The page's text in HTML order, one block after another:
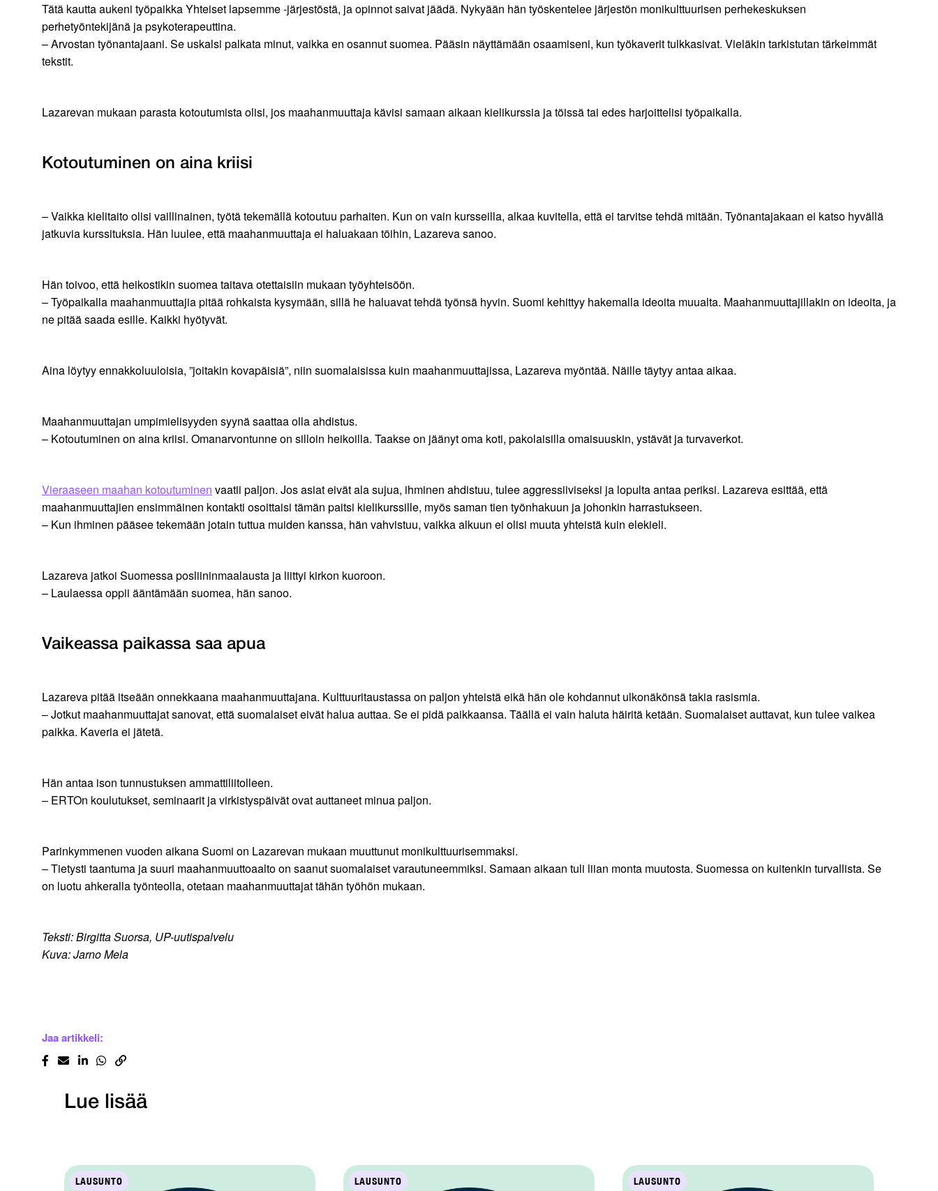
Tätä kautta aukeni työpaikka Yhteiset lapsemme -järjestöstä, ja opinnot saivat jäädä. Nykyään hän työskentelee järjestön monikulttuurisen perhekeskuksen
perhetyöntekijänä ja psykoterapeuttina.
– Arvostan työnantajaani. Se uskalsi palkata minut, vaikka en osannut suomea. Pääsin näyttämään osaamiseni, kun työkaverit tulkkasivat. Vieläkin tarkistutan tärkeimmät
tekstit.
Lazarevan mukaan parasta kotoutumista olisi, jos maahanmuuttaja kävisi samaan aikaan kielikurssia ja töissä tai edes harjoittelisi työpaikalla.
Kotoutuminen on aina kriisi
– Vaikka kielitaito olisi vaillinainen, työtä tekemällä kotoutuu parhaiten. Kun on vain kursseilla, alkaa kuvitella, että ei tarvitse tehdä mitään. Työnantajakaan ei katso hyvällä
jatkuvia kurssituksia. Hän luulee, että maahanmuuttaja ei haluakaan töihin, Lazareva sanoo.
Hän toivoo, että heikostikin suomea taitava otettaisiin mukaan työyhteisöön.
– Työpaikalla maahanmuuttajia pitää rohkaista kysymään, sillä he haluavat tehdä työnsä hyvin. Suomi kehittyy hakemalla ideoita muualta. Maahanmuuttajillakin on ideoita, ja
ne pitää saada esille. Kaikki hyötyvät.
Aina löytyy ennakkoluuloisia, ”joitakin kovapäisiä”, niin suomalaisissa kuin maahanmuuttajissa, Lazareva myöntää. Näille täytyy antaa aikaa.
Maahanmuuttajan umpimielisyyden syynä saattaa olla ahdistus.
– Kotoutuminen on aina kriisi. Omanarvontunne on silloin heikoilla. Taakse on jäänyt oma koti, pakolaisilla omaisuuskin, ystävät ja turvaverkot.
Vieraaseen maahan kotoutuminen vaatii paljon. Jos asiat eivät ala sujua, ihminen ahdistuu, tulee aggressiiviseksi ja lopulta antaa periksi. Lazareva esittää, että
maahanmuuttajien ensimmäinen kontakti osoittaisi tämän paitsi kielikurssille, myös saman tien työnhakuun ja johonkin harrastukseen.
– Kun ihminen pääsee tekemään jotain tuttua muiden kanssa, hän vahvistuu, vaikka alkuun ei olisi muuta yhteistä kuin elekieli.
Lazareva jatkoi Suomessa posliininmaalausta ja liittyi kirkon kuoroon.
– Laulaessa oppii ääntämään suomea, hän sanoo.
Vaikeassa paikassa saa apua
Lazareva pitää itseään onnekkaana maahanmuuttajana. Kulttuuritaustassa on paljon yhteistä eikä hän ole kohdannut ulkonäkönsä takia rasismia.
– Jotkut maahanmuuttajat sanovat, että suomalaiset eivät halua auttaa. Se ei pidä paikkaansa. Täällä ei vain haluta häiritä ketään. Suomalaiset auttavat, kun tulee vaikea
paikka. Kaveria ei jätetä.
Hän antaa ison tunnustuksen ammattiliitolleen.
– ERTOn koulutukset, seminaarit ja virkistyspäivät ovat auttaneet minua paljon.
Parinkymmenen vuoden aikana Suomi on Lazarevan mukaan muuttunut monikulttuurisemmaksi.
– Tietysti taantuma ja suuri maahanmuuttoaalto on saanut suomalaiset varautuneemmiksi. Samaan aikaan tuli liian monta muutosta. Suomessa on kuitenkin turvallista. Se
on luotu ahkeralla työnteolla, otetaan maahanmuuttajat tähän työhön mukaan.
Teksti: Birgitta Suorsa, UP-uutispalvelu
Kuva: Jarno Mela
Jaa artikkeli:
Lue lisää
LAUSUNTO LAUSUNTO LAUSUNTO